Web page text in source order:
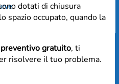
dotati di chiusura
spazio occupato, quando la
preventivo gratuito, ti
risolvere il tuo problema.